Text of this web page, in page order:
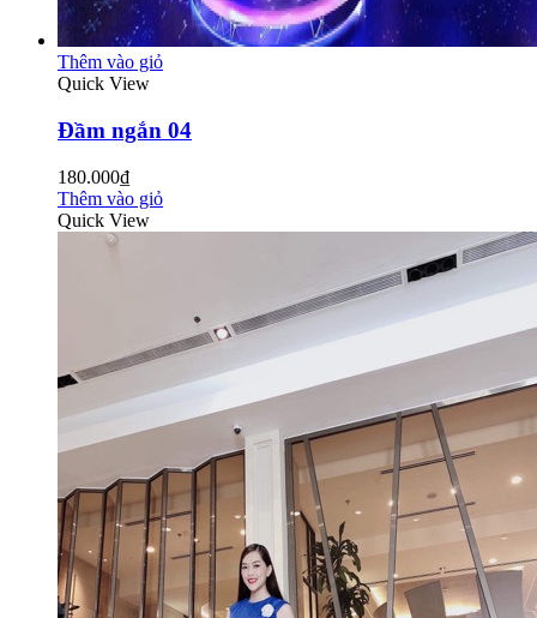
Thêm vào giỏ
Quick View
Đầm ngắn 04
180.000₫
Thêm vào giỏ
Quick View